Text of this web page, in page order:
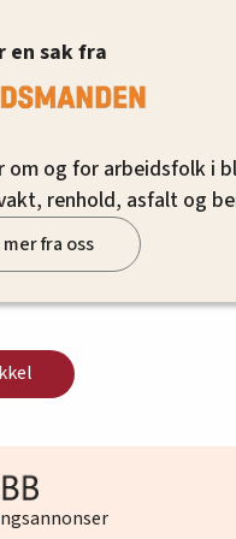
en sak fra
om og for arbeidsfolk i
renhold, asfalt og
mer fra oss